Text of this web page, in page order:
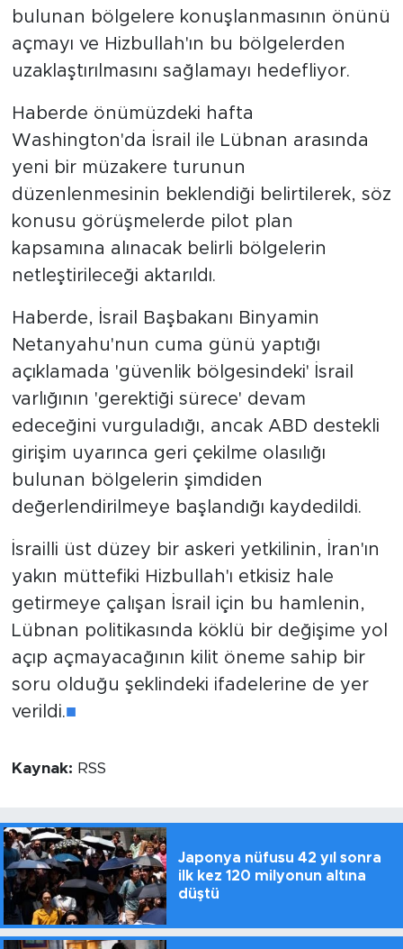
bulunan bölgelere konuşlanmasının önünü
açmayı ve Hizbullah'ın bu bölgelerden
uzaklaştırılmasını sağlamayı hedefliyor.
Haberde önümüzdeki hafta
Washington'da İsrail ile Lübnan arasında
yeni bir müzakere turunun
düzenlenmesinin beklendiği belirtilerek, söz
konusu görüşmelerde pilot plan
kapsamına alınacak belirli bölgelerin
netleştirileceği aktarıldı.
Haberde, İsrail Başbakanı Binyamin
Netanyahu'nun cuma günü yaptığı
açıklamada 'güvenlik bölgesindeki' İsrail
varlığının 'gerektiği sürece' devam
edeceğini vurguladığı, ancak ABD destekli
girişim uyarınca geri çekilme olasılığı
bulunan bölgelerin şimdiden
değerlendirilmeye başlandığı kaydedildi.
İsrailli üst düzey bir askeri yetkilinin, İran'ın
yakın müttefiki Hizbullah'ı etkisiz hale
getirmeye çalışan İsrail için bu hamlenin,
Lübnan politikasında köklü bir değişime yol
açıp açmayacağının kilit öneme sahip bir
soru olduğu şeklindeki ifadelerine de yer
verildi.■
Kaynak: RSS
Japonya nüfusu 42 yıl sonra
ilk kez 120 milyonun altına
düştü